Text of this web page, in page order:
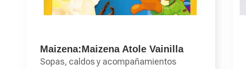
Maizena:Maizena Atole Vainilla
Sopas, caldos y acompañamientos